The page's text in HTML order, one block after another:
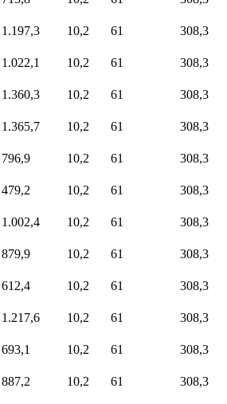
1.197,3 10,2 61 308,3
1.022,1 10,2 61 308,3
1.360,3 10,2 61 308,3
1.365,7 10,2 61 308,3
796,9 10,2 61 308,3
479,2 10,2 61 308,3
1.002,4 10,2 61 308,3
879,9 10,2 61 308,3
612,4 10,2 61 308,3
1.217,6 10,2 61 308,3
693,1 10,2 61 308,3
887,2 10,2 61 308,3